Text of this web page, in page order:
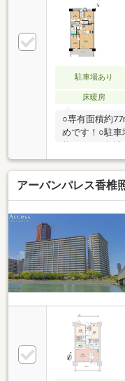
駐車場あり
床暖房
○専有面積約
めです！○駐車
能です！○敷地
す！○ペット飼
学校・幼稚園
玄関横に約
用でき、とて
を軽減でき、
○リビングダ
過ごせます！
だクリニック
あり周辺施設
アーバンパレス香椎